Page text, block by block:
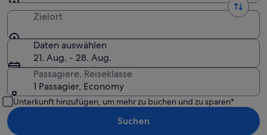
Zielort
Daten auswählen
21. Aug. - 28. Aug.
Passagiere, Reiseklasse
1 Passagier, Economy
Unterkunft hinzufügen, um mehr zu buchen und zu sparen*
Suchen